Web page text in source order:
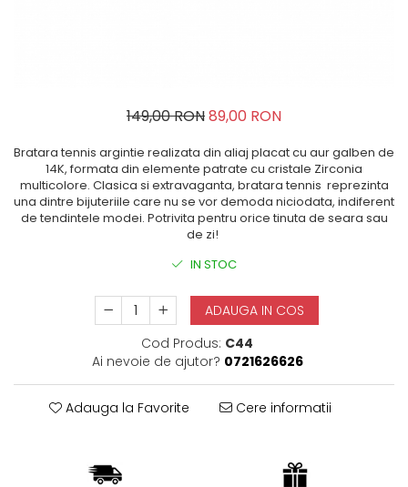
149,00 RON89,00 RON
Bratara tennis argintie realizata din aliaj placat cu aur galben de
14K, formata din elemente patrate cu cristale Zirconia
multicolore. Clasica si extravaganta, bratara tennis reprezinta
una dintre bijuteriile care nu se vor demoda niciodata, indiferent
de tendintele modei. Potrivita pentru orice tinuta de seara sau
de zi!
IN STOC
ADAUGA IN COS
Cod Produs: C44
Ai nevoie de ajutor? 0721626626
Adauga la Favorite Cere informatii